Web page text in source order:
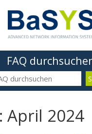
FAQ
April 2024